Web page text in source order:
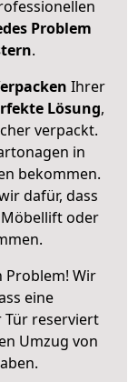
Problem
.
Ihrer
Lösung,
verpackt.
in
bekommen.
dafür, dass
oder
Problem! Wir
eine
reserviert
Umzug von